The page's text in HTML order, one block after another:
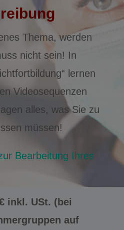
Thema, werden
nicht sein! In
lernen
Videosequenzen
alles, was Sie zu
müssen!
Bearbeitung Ihres
inkl. USt. (bei
auf